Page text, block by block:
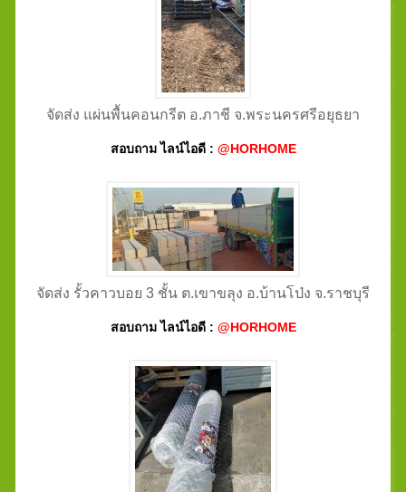
จัดส่ง แผ่นพื้นคอนกรีต อ.ภาชี จ.พระนครศรีอยุธยา
สอบถาม ไลน์ไอดี : @HORHOME
จัดส่ง รั้วคาวบอย 3 ชั้น ต.เขาขลุง อ.บ้านโป่ง จ.ราชบุรี
สอบถาม ไลน์ไอดี : @HORHOME